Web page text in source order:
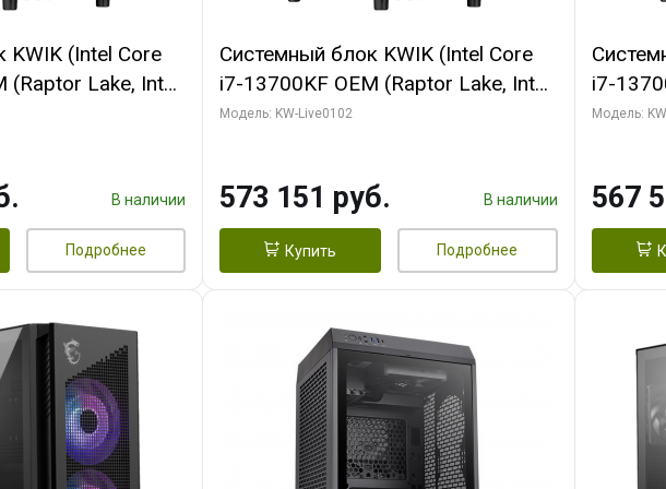
KWIK (Intel Core
(Raptor Lake, Intel
64 ГБ ОЗУ (2
В наличии
Подробнее
Системный блок KWIK (Intel Core
i7-13700KF OEM (Raptor Lake, Intel
7, C16 8EC/8PC/ 32 ГБ ОЗУ (2
Turbo/ 960 ГБ SSD)
Модель: KW-Live0102
573 151 руб. В наличии
Купить Подробнее
i7-
7, C16
Turbo/
Модель:
567